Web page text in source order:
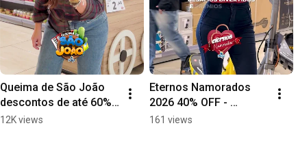
Queima de São João
descontos de até 60%
Off
12K views
Eternos Namorados
2026 40% OFF -
Shopping Mapy
161 views